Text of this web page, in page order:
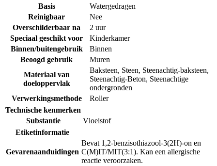
Basis
Watergedragen
Reinigbaar
Nee
Overschilderbaar na
2 uur
Speciaal geschikt voor
Kinderkamer
Binnen/buitengebruik
Binnen
Beoogd gebruik
Muren
Materiaal van
doeloppervlak
Baksteen, Steen, Steenachtig-baksteen,
Steenachtig-Beton, Steenachtige
ondergronden
Verwerkingsmethode
Roller
Technische kenmerken
Substantie
Vloeistof
Etiketinformatie
Gevarenaanduidingen
Bevat 1,2-benzisothiazool-3(2H)-on en
C(M)IT/MIT(3:1). Kan een allergische
reactie veroorzaken.